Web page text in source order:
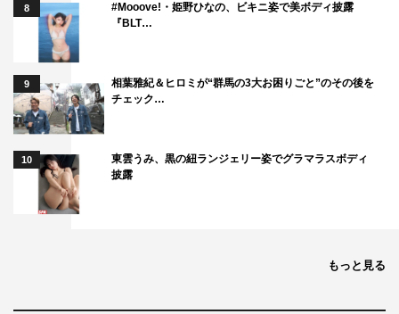
すと、寺脇と塚地は「先輩、よろしくお願いいたします」
と。これに早川は「自信はないんですが、あるつもりで、
前向きに頑張りたいなと思っています」と意気込んだ。
「観客の直接の反応が見えないという事についての不安を
どう乗り越えるか？」という問いに、寺脇は「実際にお客
さんが入る事でこっちもアドレナリンが出るものですか
ら、高揚していけるかが不安です。でも唯一良いと思うの
はスベっている事が分からないこと（笑）。スベってな
8
#Mooove!・姫野ひなの、ビキニ姿で美ボディ披露
『BLT…
9
相葉雅紀＆ヒロミが“群馬の3大お困りごと”のその後を
チェック…
10
東雲うみ、黒の紐ランジェリー姿でグラマラスボディ
披露
もっと見る